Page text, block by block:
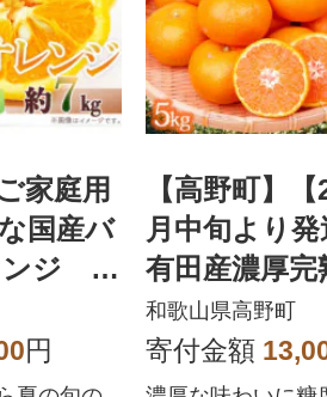
家庭用
国産バ
ンジ 7k
円
【高野町】
月中旬より
有田産濃厚完
かん 5kg
和歌山県高野町
寄付金額